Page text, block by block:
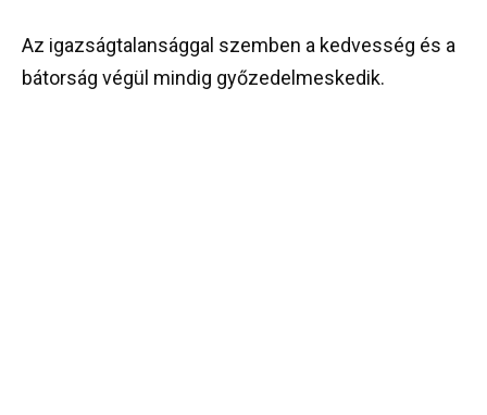
Az igazságtalansággal szemben a kedvesség és a
bátorság végül mindig győzedelmeskedik.